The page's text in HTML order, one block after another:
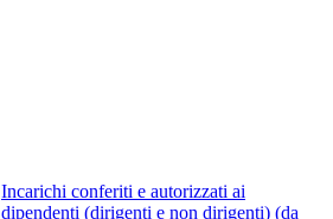
Incarichi conferiti e autorizzati ai
dipendenti (dirigenti e non dirigenti) (da